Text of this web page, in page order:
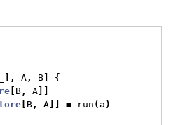
], A, B
{
B, A
B, A = run ( a )